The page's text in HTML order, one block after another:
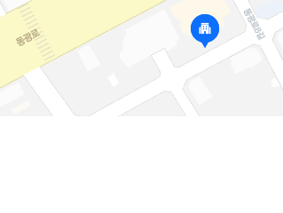
카모아는 제주 렌트카 가격뿐 아니라 일반자차,
.
비교 플랫폼입니다.